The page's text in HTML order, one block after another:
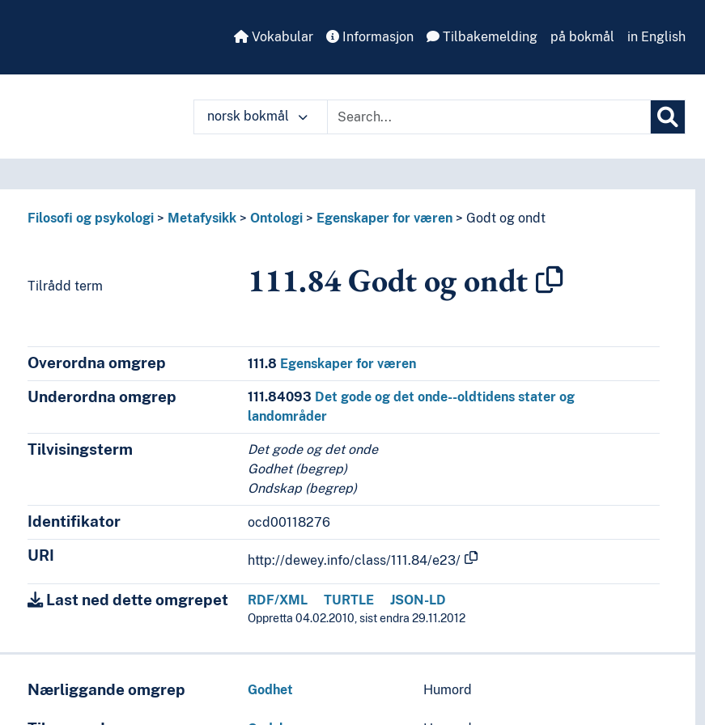
Vokabular Informasjon Tilbakemelding på bokmål in English
norsk bokmål
og landområder
Filosofi og psykologi Metafysikk Ontologi Egenskaper for væren Godt og ondt
Tilrådd term 111.84Godt og ondt
Overordna omgrep 111.8 Egenskaper for væren
Underordna omgrep 111.84093 Det gode og det onde--oldtidens stater og
landområder
Tilvisingsterm
Det gode og det onde
Godhet (begrep)
Ondskap (begrep)
Identifikator ocd00118276
URI http://dewey.info/class/111.84/e23/
Last ned dette omgrepet RDF/XML TURTLE JSON-LD
Oppretta 04.02.2010, sist endra 29.11.2012
Nærliggande omgrep Godhet Humord